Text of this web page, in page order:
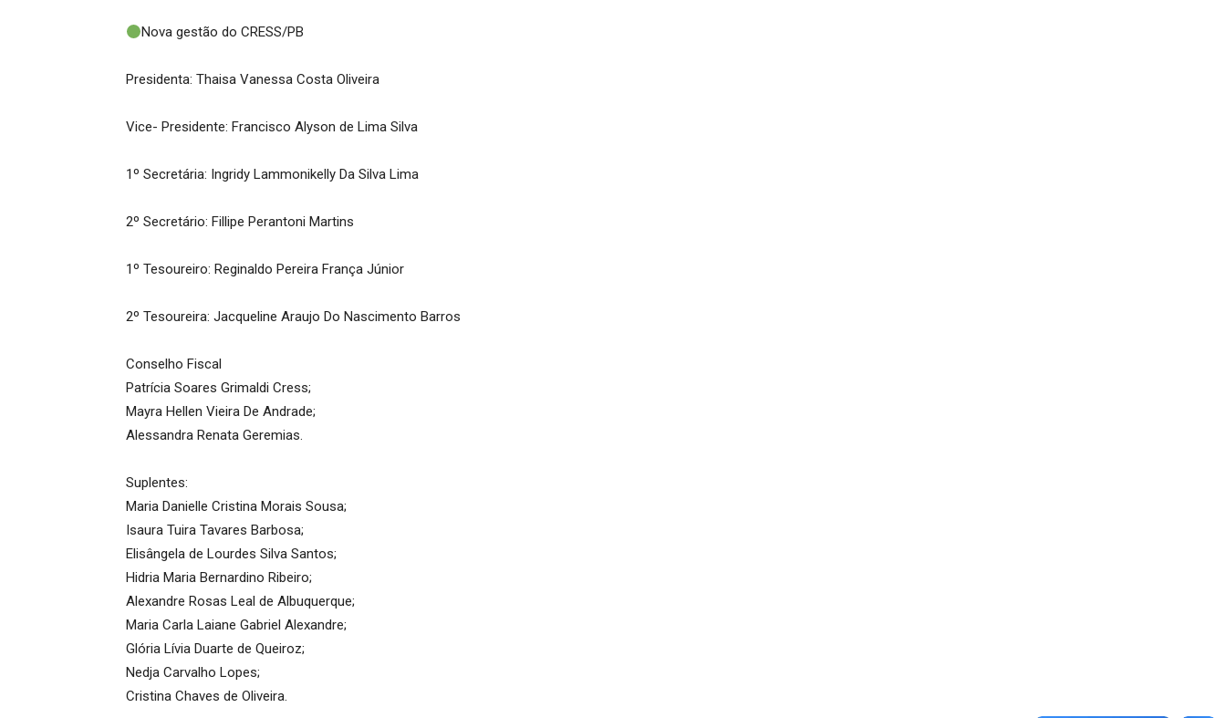
Nova gestão do CRESS/PB
Presidenta: Thaisa Vanessa Costa Oliveira
Vice- Presidente: Francisco Alyson de Lima Silva
1º Secretária: Ingridy Lammonikelly Da Silva Lima
2º Secretário: Fillipe Perantoni Martins
1º Tesoureiro: Reginaldo Pereira França Júnior
2º Tesoureira: Jacqueline Araujo Do Nascimento Barros
Conselho Fiscal
Patrícia Soares Grimaldi Cress;
Mayra Hellen Vieira De Andrade;
Alessandra Renata Geremias.
Suplentes:
Maria Danielle Cristina Morais Sousa;
Isaura Tuira Tavares Barbosa;
Elisângela de Lourdes Silva Santos;
Hidria Maria Bernardino Ribeiro;
Alexandre Rosas Leal de Albuquerque;
Maria Carla Laiane Gabriel Alexandre;
Glória Lívia Duarte de Queiroz;
Nedja Carvalho Lopes;
Cristina Chaves de Oliveira.